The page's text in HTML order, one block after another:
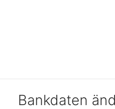
Bankdaten